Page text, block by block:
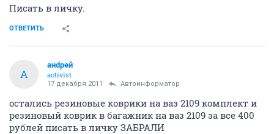
Писать в личку.
ОТВЕТИТЬ
A
aнdрeй
activist
17 декабря 2011 Автоинформатор
остались резиновые коврики на ваз 2109 комплект и
резиновый коврик в багажник на ваз 2109 за все 400
рублей писать в личку ЗАБРАЛИ